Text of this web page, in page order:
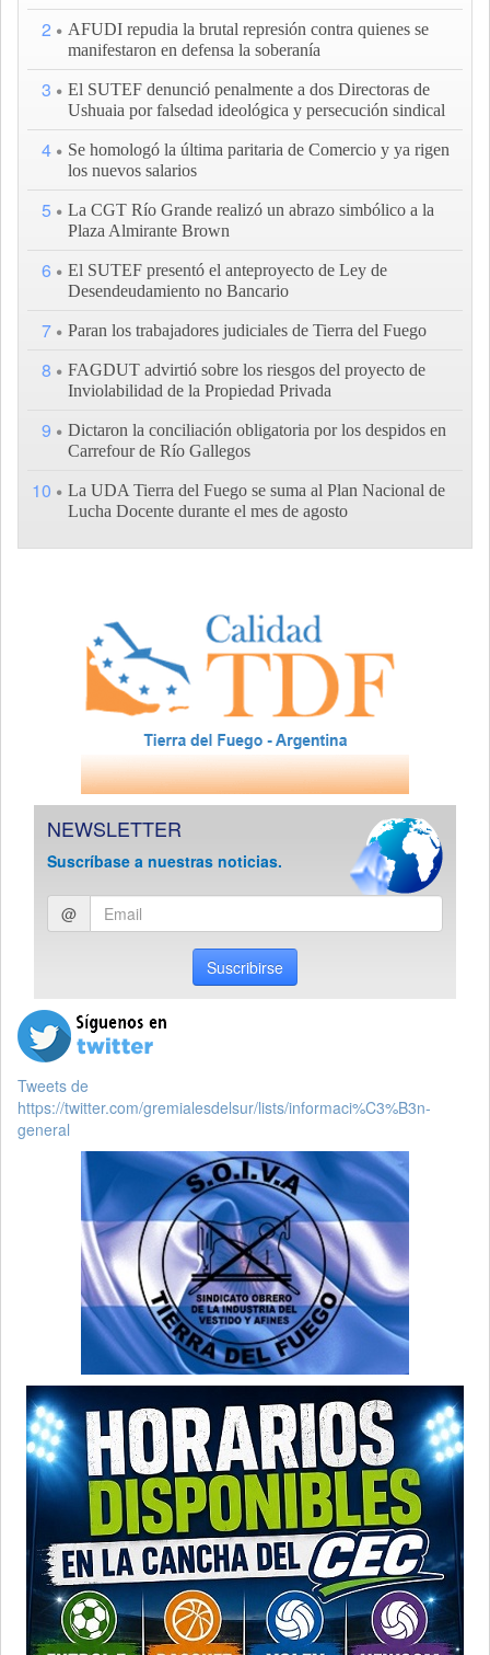
2
AFUDI repudia la brutal represión contra quienes se
manifestaron en defensa la soberanía
3
El SUTEF denunció penalmente a dos Directoras de
Ushuaia por falsedad ideológica y persecución sindical
4
Se homologó la última paritaria de Comercio y ya rigen
los nuevos salarios
5
La CGT Río Grande realizó un abrazo simbólico a la
Plaza Almirante Brown
6
El SUTEF presentó el anteproyecto de Ley de
Desendeudamiento no Bancario
7 Paran los trabajadores judiciales de Tierra del Fuego
8
FAGDUT advirtió sobre los riesgos del proyecto de
Inviolabilidad de la Propiedad Privada
9
Dictaron la conciliación obligatoria por los despidos en
Carrefour de Río Gallegos
10
La UDA Tierra del Fuego se suma al Plan Nacional de
Lucha Docente durante el mes de agosto
NEWSLETTER
Suscríbase a nuestras noticias.
Ingresar
email
@
Suscribirse
Tweets de
https://twitter.com/gremialesdelsur/lists/informaci%C3%B3n-
general